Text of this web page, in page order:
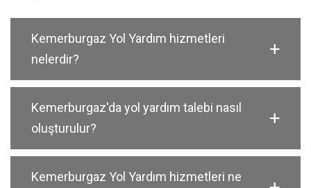
Kemerburgaz Yol Yardım hizmetleri
nelerdir?
Kemerburgaz'da yol yardım talebi nasıl
oluşturulur?
Kemerburgaz Yol Yardım hizmetleri ne